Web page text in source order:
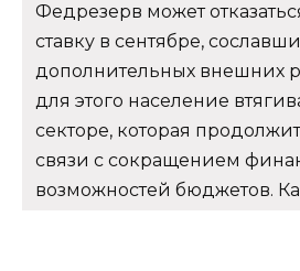
Федрезерв может
ставку в сентябре,
дополнительных внешних
для этого население
секторе, которая
связи с сокращением
возможностей бюджетов.